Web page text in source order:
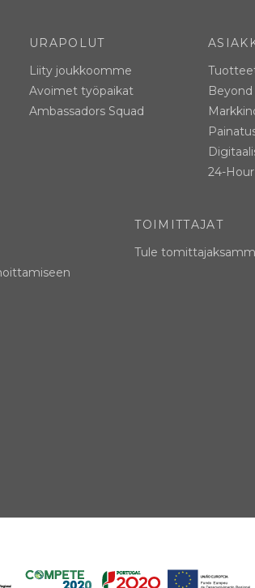
URAPOLUT
Liity joukkoomme
Avoimet työpaikat
Ambassadors Squad
24-
TOIMITTAJAT
Tule